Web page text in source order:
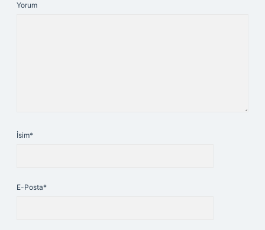
Yorum
İsim*
E-Posta*